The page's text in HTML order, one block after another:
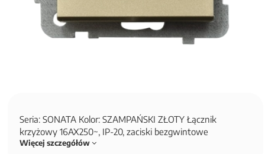
Seria: SONATA Kolor: SZAMPAŃSKI ZŁOTY Łącznik
krzyżowy 16AX250~, IP-20, zaciski bezgwintowe
Więcej szczegółów